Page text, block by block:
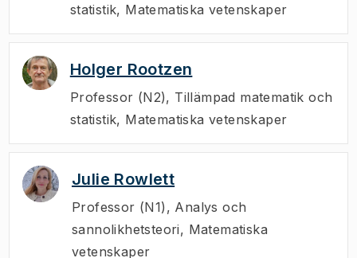
statistik, Matematiska vetenskaper
Holger Rootzen
Professor (N2), Tillämpad matematik och
statistik, Matematiska vetenskaper
Julie Rowlett
Professor (N1) , Analys och
sannolikhetsteori, Matematiska
vetenskaper